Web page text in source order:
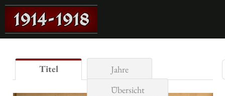
Titel
Jahre
Übersicht